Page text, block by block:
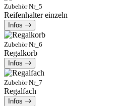
Zubehör Nr_5
Reifenhalter einzeln
Infos
Zubehör Nr_6
Regalkorb
Infos
Zubehör Nr_7
Regalfach
Infos